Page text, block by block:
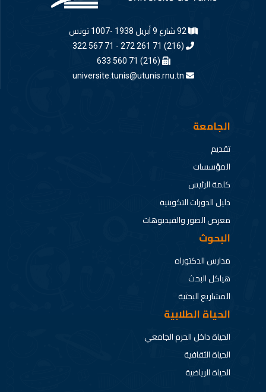
(216) 71 261 272 - 71 567 322
(216) 71 560 633
universite.tunis@utunis.rnu.tn
الجامعة
تقديم
المؤسسات
كلمة الرئيس
دليل الدورات التكوينية
معرض الصور والفيديوهات
البحوث
مدارس الدكتوراه
هياكل البحث
المشاريع البحثية
الحياة الطلابية
الحياة داخل الحرم الجامعي
الحياة الثقافية
الحياة الرياضية